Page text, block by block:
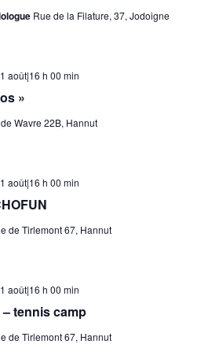
Rue de la Filature, 37, Jodoigne
»
août|16 h 00 min
Wavre 22B, Hannut
août|16 h 00 min
de Tirlemont 67, Hannut
tennis camp
août|16 h 00 min
de Tirlemont 67, Hannut